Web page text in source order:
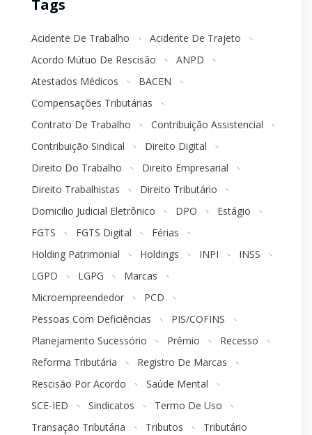
Tags
Acidente De Trabalho
Acidente De Trajeto
Acordo Mútuo De Rescisão
ANPD
Atestados Médicos
BACEN
Compensações Tributárias
Contrato De Trabalho
Contribuição Assistencial
Contribuição Sindical
Direito Digital
Direito Do Trabalho
Direito Empresarial
Direito Trabalhistas
Direito Tributário
Domicilio Judicial Eletrônico
DPO
Estágio
FGTS
FGTS Digital
Férias
Holding Patrimonial
Holdings INPI
INSS
LGPD
LGPG
Marcas
Microempreendedor
PCD
Pessoas Com Deficiências
PIS/COFINS
Planejamento Sucessório
Prêmio
Recesso
Reforma Tributária
Registro De Marcas
Rescisão Por Acordo
Saúde Mental
SCE-IED
Sindicatos
Termo De Uso
Transação Tributária
Tributos Tributário